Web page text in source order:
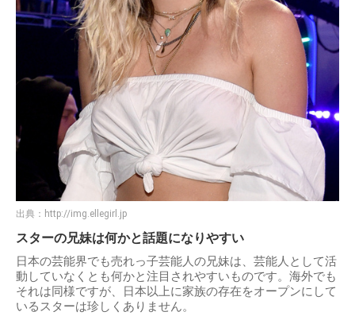
出典： http://img.ellegirl.jp
スターの兄妹は何かと話題になりやすい
日本の芸能界でも売れっ子芸能人の兄妹は、芸能人として活
動していなくとも何かと注目されやすいものです。海外でも
それは同様ですが、日本以上に家族の存在をオープンにして
いるスターは珍しくありません。